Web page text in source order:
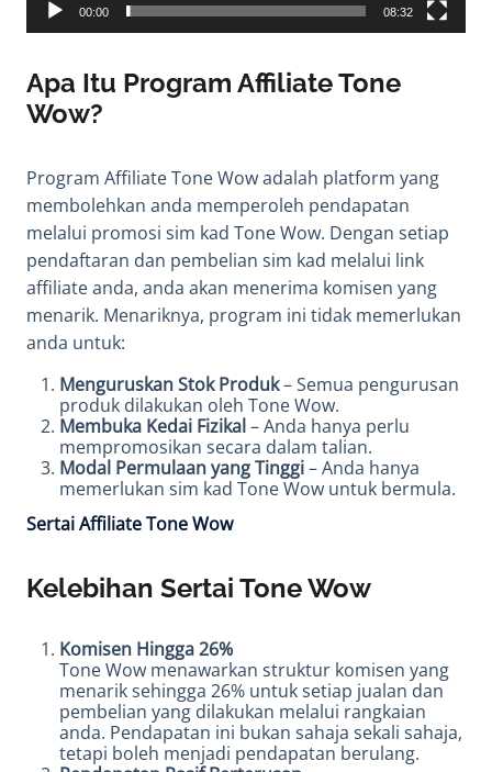
00:00 08:32
Apa Itu Program Affiliate Tone
Wow?
Program Affiliate Tone Wow adalah platform yang
membolehkan anda memperoleh pendapatan
melalui promosi sim kad Tone Wow. Dengan setiap
pendaftaran dan pembelian sim kad melalui link
affiliate anda, anda akan menerima komisen yang
menarik. Menariknya, program ini tidak memerlukan
anda untuk:
Menguruskan Stok Produk– Semua pengurusan
produk dilakukan oleh Tone Wow.
Membuka Kedai Fizikal – Anda hanya perlu
mempromosikan secara dalam talian.
Modal Permulaan yang Tinggi– Anda hanya
memerlukan sim kad Tone Wow untuk bermula.
Sertai Affiliate Tone Wow
Kelebihan Sertai Tone Wow
Komisen Hingga 26%
Tone Wow menawarkan struktur komisen yang
menarik sehingga 26% untuk setiap jualan dan
pembelian yang dilakukan melalui rangkaian
anda. Pendapatan ini bukan sahaja sekali sahaja,
tetapi boleh menjadi pendapatan berulang.